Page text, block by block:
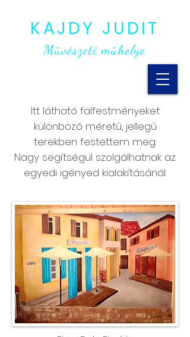
KAJDY JUDIT
Művészeti műhelye
Itt látható falfestményeket
különböző méretű, jellegű
terekben festettem meg.
Nagy segítségül szolgálhatnak az
egyedi igényed kialakításánál.